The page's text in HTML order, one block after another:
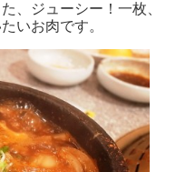
、ジューシー！一枚、
いお肉です。